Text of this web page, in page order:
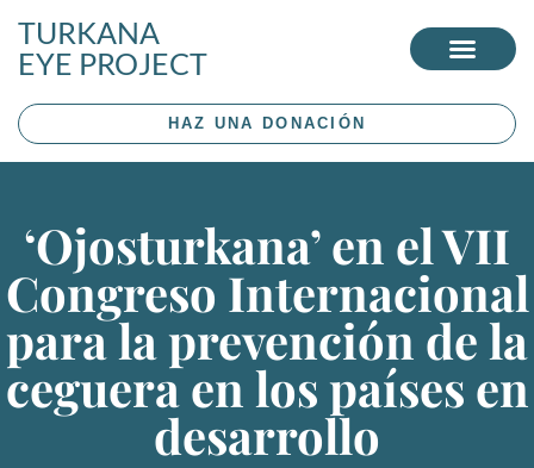
TURKANA
EYE PROJECT
HAZ UNA DONACIÓN
‘Ojosturkana’ en el VII
Congreso Internacional
para la prevención de la
ceguera en los países en
desarrollo